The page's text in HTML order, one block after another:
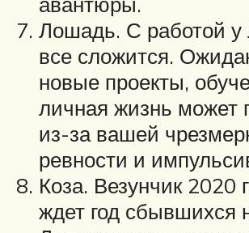
Лошадь. С работой
все сложится.
новые проекты,
личная жизнь может
из-за вашей
ревности и
Коза. Везунчик 2020
ждет год сбывшихся